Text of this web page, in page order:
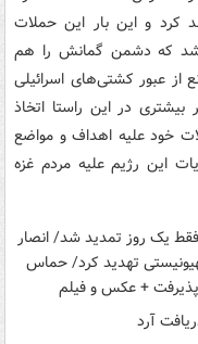
کرد و این بار این حملات
شد که دشمن گمانش را هم
از عبور کشتی‌های اسرائیلی
در این راستا اتخاذ
خود علیه اهداف و مواضع
این رژیم علیه مردم غزه
آرد